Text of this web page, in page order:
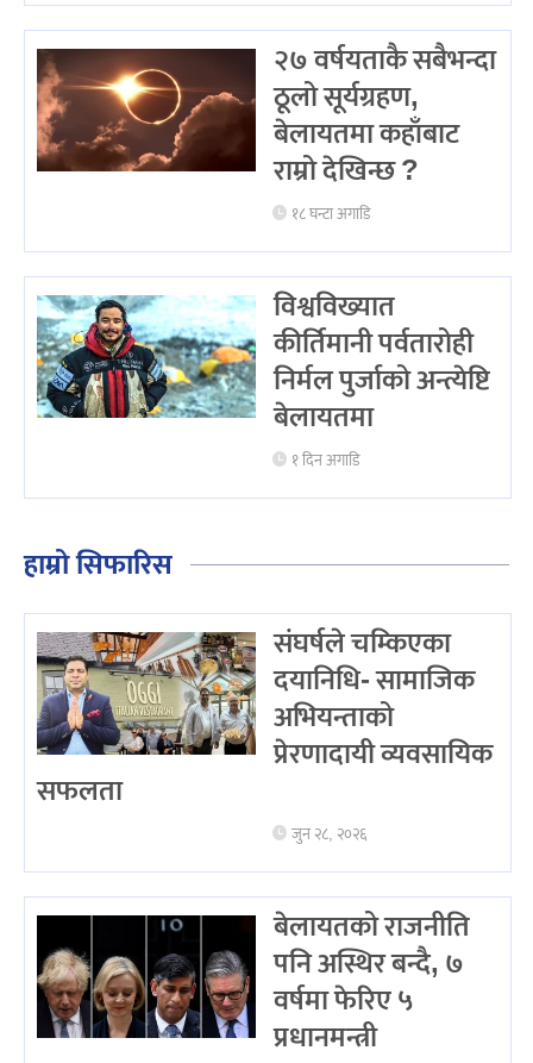
२७ वर्षयताकै सबैभन्दा
ठूलो सूर्यग्रहण,
बेलायतमा कहाँबाट
राम्रो देखिन्छ ?
१८ घन्टा अगाडि
विश्वविख्यात
कीर्तिमानी पर्वतारोही
निर्मल पुर्जाको अन्त्येष्टि
बेलायतमा
१ दिन अगाडि
हाम्रो सिफारिस
संघर्षले चम्किएका
दयानिधि- सामाजिक
अभियन्ताको
प्रेरणादायी व्यवसायिक
सफलता
जुन २८, २०२६
बेलायतको राजनीति
पनि अस्थिर बन्दै, ७
वर्षमा फेरिए ५
प्रधानमन्त्री